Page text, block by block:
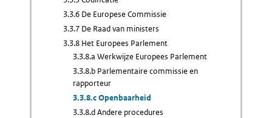
3.3.6 De Europese Commissie
3.3.7 De Raad van ministers
3.3.8 Het Europees Parlement
3.3.8.a Werkwijze Europees Parlement
3.3.8.b Parlementaire commissie en
rapporteur
3.3.8.c Openbaarheid
3.3.8.d Andere procedures